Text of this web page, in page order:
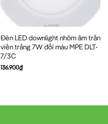
Đèn LED downlight nhôm âm trần
viền trắng 7W đổi màu MPE DLT-
7/3C
136.900₫